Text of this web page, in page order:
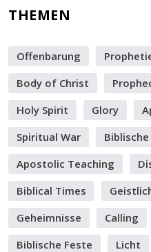
THEMEN
Offenbarung
Body of Christ
Holy Spirit
Glory
Spiritual War
Apostolic Teaching
Biblical Times
Geheimnisse
Calling
Biblische Feste
Licht